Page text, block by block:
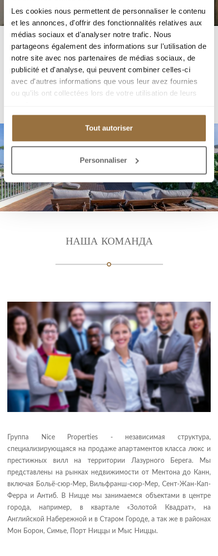
Les cookies nous permettent de personnaliser le contenu
et les annonces, d'offrir des fonctionnalités relatives aux
médias sociaux et d'analyser notre trafic. Nous
partageons également des informations sur l'utilisation de
notre site avec nos partenaires de médias sociaux, de
publicité et d'analyse, qui peuvent combiner celles-ci
avec d'autres informations que vous leur avez fournies
ou qu'ils ont collectées lors de votre utilisation de leurs
Tout autoriser
Personnaliser
НАША КОМАНДА
Группа Nice Properties - независимая структура,
специализирующаяся на продаже апартаментов класса люкс и
престижных вилл на территории Лазурного Берега. Мы
представлены на рынках недвижимости от Ментона до Канн,
включая Больё-сюр-Мер, Вильфранш-сюр-Мер, Сент-Жан-Кап-
Ферра и Антиб. В Ницце мы занимаемся объектами в центре
города, например, в квартале «Золотой Квадрат», на
Английской Набережной и в Старом Городе, а так же в районах
Мон Борон, Симье, Порт Ниццы и Мыс Ниццы.